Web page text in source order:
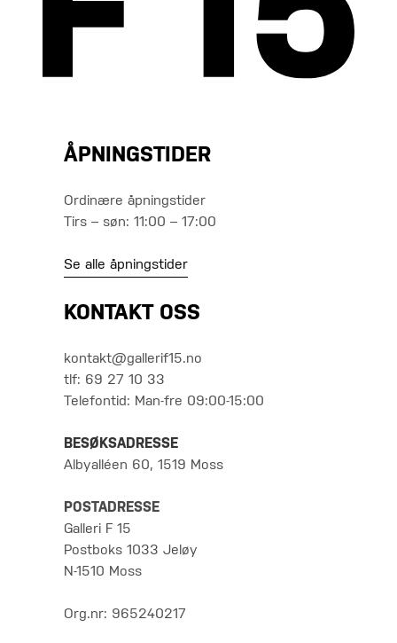
ÅPNINGSTIDER
Ordinære åpningstider
Tirs – søn: 11:00 – 17:00
Se alle åpningstider
KONTAKT OSS
kontakt@gallerif15.no
tlf: 69 27 10 33
Telefontid: Man-fre 09:00-15:00
BESØKSADRESSE
Albyalléen 60, 1519 Moss
POSTADRESSE
Galleri F 15
Postboks 1033 Jeløy
N-1510 Moss
Org.nr: 965240217